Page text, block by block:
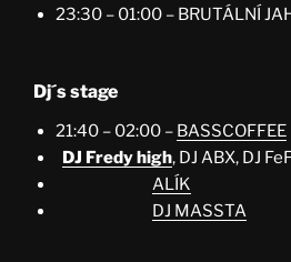
23:30 – 01:00 – BRUTÁLNÍ
Dj´s stage
21:40 – 02:00 – BASSCOFFEE
DJ Fredy high, DJ ABX, DJ
ALÍK
DJ MASSTA